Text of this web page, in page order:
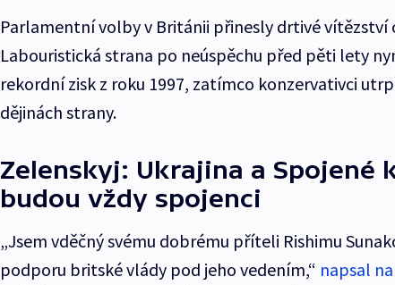
Parlamentní volby v Británii přinesly drtivé vítězství
Labouristická strana po neúspěchu před pěti lety
rekordní zisk z roku 1997, zatímco konzervativci
dějinách strany.
Zelenskyj: Ukrajina a Spojené
budou vždy spojenci
„Jsem vděčný svému dobrému příteli Rishimu
podporu britské vlády pod jeho vedením,“ napsal